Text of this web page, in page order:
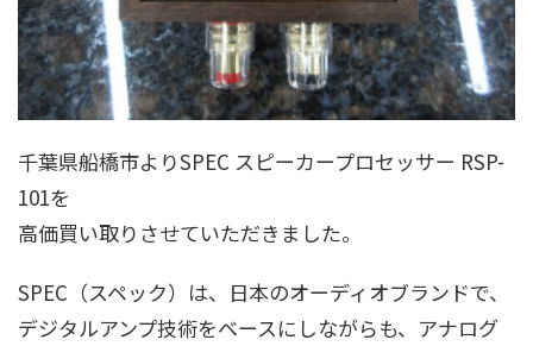
千葉県船橋市よりSPEC スピーカープロセッサー RSP-
101を
高価買い取りさせていただきました。
SPEC（スペック）は、日本のオーディオブランドで、
デジタルアンプ技術をベースにしながらも、アナログ